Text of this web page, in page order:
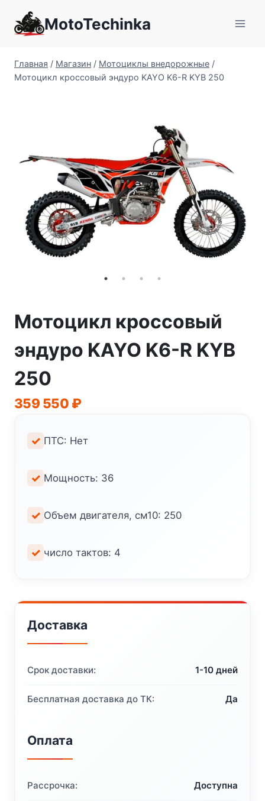
содержимому
MotoTechinka
Главная / Магазин / Мотоциклы внедорожные /
Мотоцикл кроссовый эндуро KAYO K6-R KYB 250
Мотоцикл кроссовый
эндуро KAYO K6-R KYB
250
359 550 ₽
ПТС: Нет
Мощность: 36
Объем двигателя, см10: 250
число тактов: 4
Доставка
Срок доставки: 1-10 дней
Бесплатная доставка до ТК: Да
Оплата
Рассрочка: Доступна